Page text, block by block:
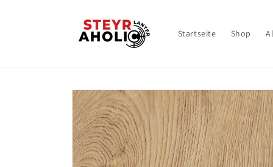
Startseite Shop
Zu
Produktinformationen
springen